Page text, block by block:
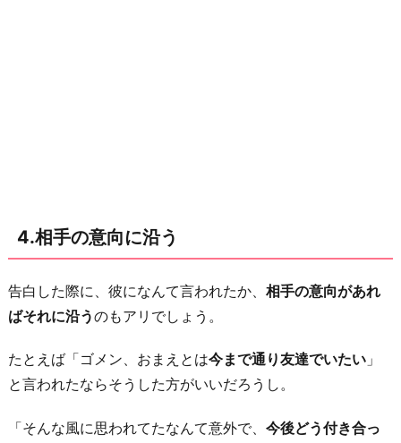
4.相手の意向に沿う
告白した際に、彼になんて言われたか、 相手の意向があれ
ばそれに沿うのもアリでしょう。
たとえば「ゴメン、おまえとは今まで通り友達でいたい 」
と言われたならそうした方がいいだろうし。
「そんな風に思われてたなんて意外で、 今後どう付き合っ